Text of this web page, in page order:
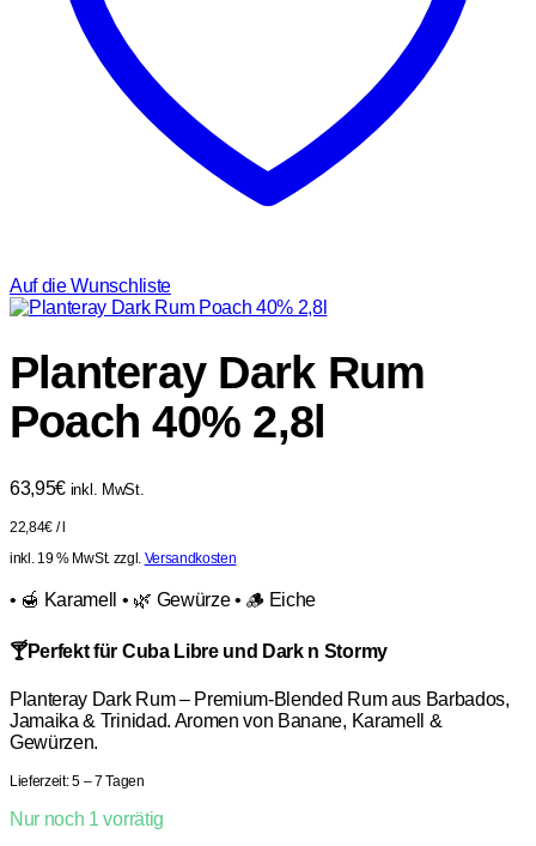
Auf die Wunschliste
Planteray Dark Rum
Poach 40% 2,8l
63,95€ inkl. MwSt.
22,84€ /l
inkl. 19 % MwSt. zzgl. Versandkosten
• 🍯 Karamell • 🌿 Gewürze • 🪵 Eiche
🍸Perfekt für Cuba Libre und Dark n Stormy
Planteray Dark Rum – Premium-Blended Rum aus Barbados,
Jamaika & Trinidad. Aromen von Banane, Karamell &
Gewürzen.
Lieferzeit:5 – 7 Tagen
Nur noch 1 vorrätig